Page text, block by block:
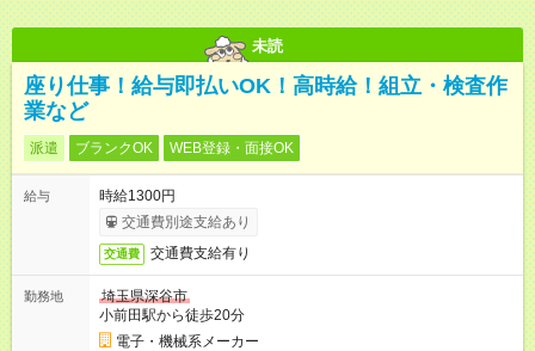
未読
座り仕事！給与即払いOK！高時給！組立・検査作
業など
派遣 ブランクOK WEB登録・面接OK
給与
時給1300円
交通費別途支給あり
交通費 交通費支給有り
勤務地
埼玉県深谷市
小前田駅から徒歩20分
電子・機械系メーカー